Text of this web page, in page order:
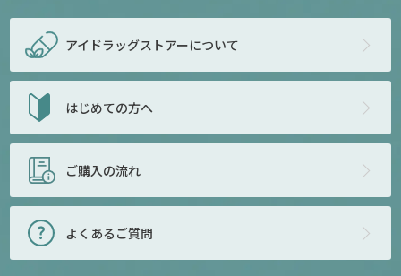
アイドラッグストアーについて
はじめての方へ
ご購入の流れ
よくあるご質問